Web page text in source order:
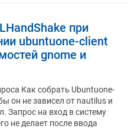
при
ubuntuone-client
gnome и
Как собрать Ubuntuone-
он не зависел от nautilus и
Запрос на вход в систему
не делает после ввода